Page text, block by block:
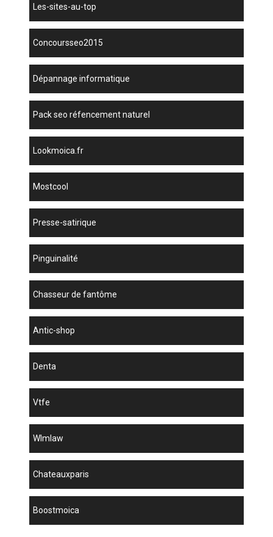
les-sites-au-top
concoursseo2015
dépannage informatique
pack seo réfencement naturel
lookmoica.fr
mostcool
presse-satirique
Pinguinalité
chasseur de fantôme
antic-shop
denta
vtfe
wlmlaw
chateauxparis
boostmoica